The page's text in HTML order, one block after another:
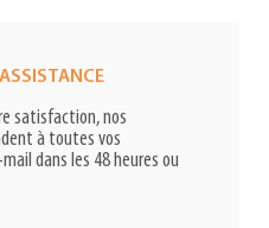
satisfaction, nos
à toutes vos
dans les 48 heures ou